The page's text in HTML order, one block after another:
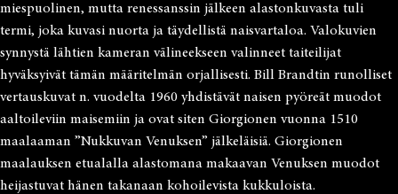
miespuolinen, mutta renessanssin jälkeen alastonkuvasta tuli
termi, joka kuvasi nuorta ja täydellistä naisvartaloa. Valokuvien
synnystä lähtien kameran välineekseen valinneet taiteilijat
hyväksyivät tämän määritelmän orjallisesti. Bill Brandtin runolliset
vertauskuvat n. vuodelta 1960 yhdistävät naisen pyöreät muodot
aaltoileviin maisemiin ja ovat siten Giorgionen vuonna 1510
maalaaman ”Nukkuvan Venuksen” jälkeläisiä. Giorgionen
maalauksen etualalla alastomana makaavan Venuksen muodot
heijastuvat hänen takanaan kohoilevista kukkuloista.